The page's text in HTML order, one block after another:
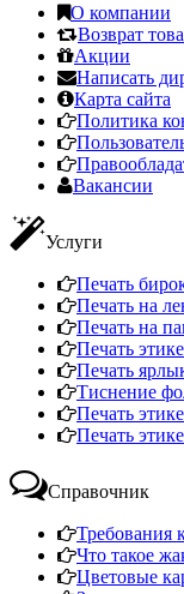
О компании
Возврат
Акции
Написать
Карта сайта
Политика
Вакансии
Услуги
Печать
Печать на
Печать на
Печать
Печать
Тиснение
Печать
Печать
Справочник
Требования
Что такое
Цветовые